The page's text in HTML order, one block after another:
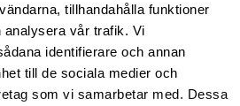
tillhandahålla funktioner
vår trafik. Vi
identifierare och annan
till de sociala medier och
som vi samarbetar med. Dessa
COMBINO DÄMPARE
hp-29382